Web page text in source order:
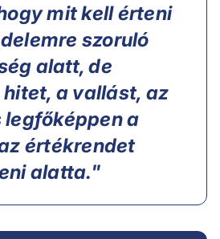
mit kell érteni
szoruló
alatt, de
a vallást, az
legfőképpen a
értékrendet
alatta."